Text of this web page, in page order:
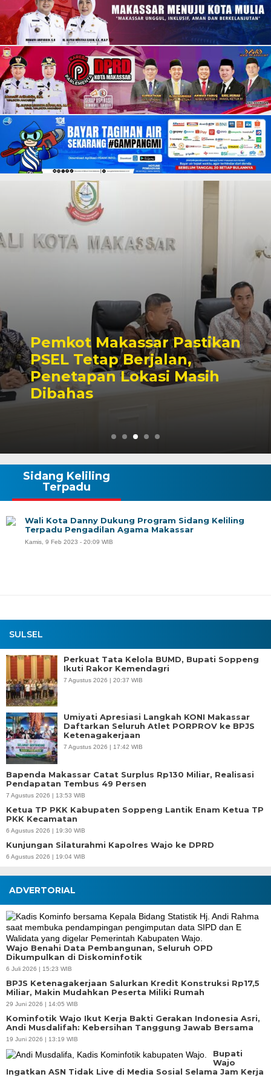
Pemkot Makassar Pastikan
PSEL Tetap Berjalan,
Penetapan Lokasi Masih
Dibahas
SULSEL
Perkuat Tata Kelola BUMD, Bupati Soppeng
Ikuti Rakor Kemendagri
7 Agustus 2026 | 20:37 WIB
Umiyati Apresiasi Langkah KONI Makassar
Daftarkan Seluruh Atlet PORPROV ke BPJS
Ketenagakerjaan
7 Agustus 2026 | 17:42 WIB
Bapenda Makassar Catat Surplus Rp130 Miliar, Realisasi
Pendapatan Tembus 49 Persen
7 Agustus 2026 | 13:53 WIB
Ketua TP PKK Kabupaten Soppeng Lantik Enam Ketua TP
PKK Kecamatan
6 Agustus 2026 | 19:30 WIB
Kunjungan Silaturahmi Kapolres Wajo ke DPRD
6 Agustus 2026 | 19:04 WIB
Sidang Keliling
Terpadu
Wali Kota Danny Dukung Program Sidang Keliling
Terpadu Pengadilan Agama Makassar
Kamis, 9 Feb 2023 - 20:09 WIB
ADVERTORIAL
Wajo Benahi Data Pembangunan, Seluruh OPD
Dikumpulkan di Diskominfotik
6 Juli 2026 | 15:23 WIB
BPJS Ketenagakerjaan Salurkan Kredit Konstruksi Rp17,5
Miliar, Makin Mudahkan Peserta Miliki Rumah
29 Juni 2026 | 14:05 WIB
Kominfotik Wajo Ikut Kerja Bakti Gerakan Indonesia Asri,
Andi Musdalifah: Kebersihan Tanggung Jawab Bersama
19 Juni 2026 | 13:19 WIB
Bupati
Wajo
Ingatkan ASN Tidak Live di Media Sosial Selama Jam Kerja